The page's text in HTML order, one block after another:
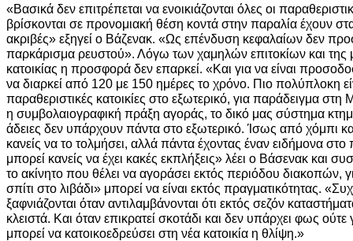
«Βασικά δεν επιτρέπεται να ενοικιάζονται όλες οι
βρίσκονται σε προνομιακή θέση κοντά στην παραλία έχουν
ακριβές» εξηγεί ο Βάζενακ. «Ως επένδυση κεφαλαίων δεν
παρκάρισμα ρευστού». Λόγω των χαμηλών επιτοκίων και της
κατοικίας η προσφορά δεν επαρκεί. «Και για να είναι
να διαρκεί από 120 με 150 ημέρες το χρόνο. Πιο πολύπλοκη
παραθεριστικές κατοικίες στο εξωτερικό, για παράδειγμα στη
η συμβολαιογραφική πράξη αγοράς, το δικό μας σύστημα
άδειες δεν υπάρχουν πάντα στο εξωτερικό. Ίσως από χόμπι
κανείς να το τολμήσει, αλλά πάντα έχοντας έναν ειδήμονα
μπορεί κανείς να έχει κακές εκπλήξεις» λέει ο Βάσενακ και
το ακίνητο που θέλει να αγοράσει εκτός περιόδου διακοπών,
σπίτι στο λιβάδι» μπορεί να είναι εκτός πραγματικότητας.
ξαφνιάζονται όταν αντιλαμβάνονται ότι εκτός σεζόν
κλειστά. Και όταν επικρατεί σκοτάδι και δεν υπάρχει φως ούτε
μπορεί να κατοικοεδρεύσει στη νέα κατοικία η θλίψη.»